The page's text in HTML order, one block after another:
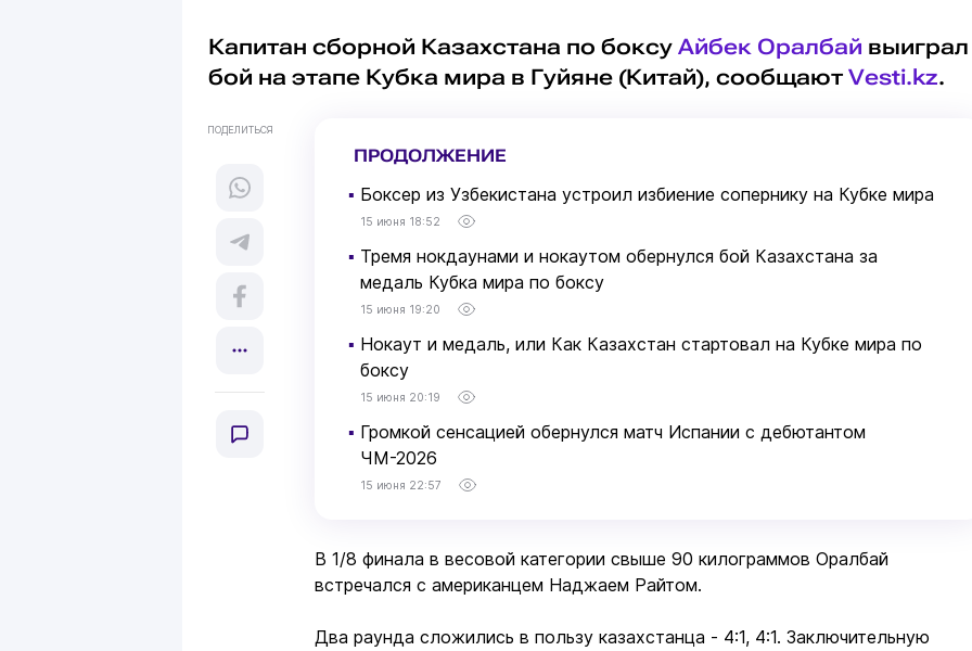
Капитан сборной Казахстана по боксу Айбек Оралбай выиграл
бой на этапе Кубка мира в Гуйяне (Китай), сообщают Vesti.kz.
ПОДЕЛИТЬСЯ
ПРОДОЛЖЕНИЕ
▪ Боксер из Узбекистана устроил избиение сопернику на Кубке мира
15 июня 18:52
▪ Тремя нокдаунами и нокаутом обернулся бой Казахстана за
медаль Кубка мира по боксу
15 июня 19:20
▪ Нокаут и медаль, или Как Казахстан стартовал на Кубке мира по
боксу
15 июня 20:19
▪ Громкой сенсацией обернулся матч Испании с дебютантом
ЧМ-2026
15 июня 22:57
В 1/8 финала в весовой категории свыше 90 килограммов Оралбай
встречался с американцем Наджаем Райтом.
Два раунда сложились в пользу казахстанца - 4:1, 4:1. Заключительную